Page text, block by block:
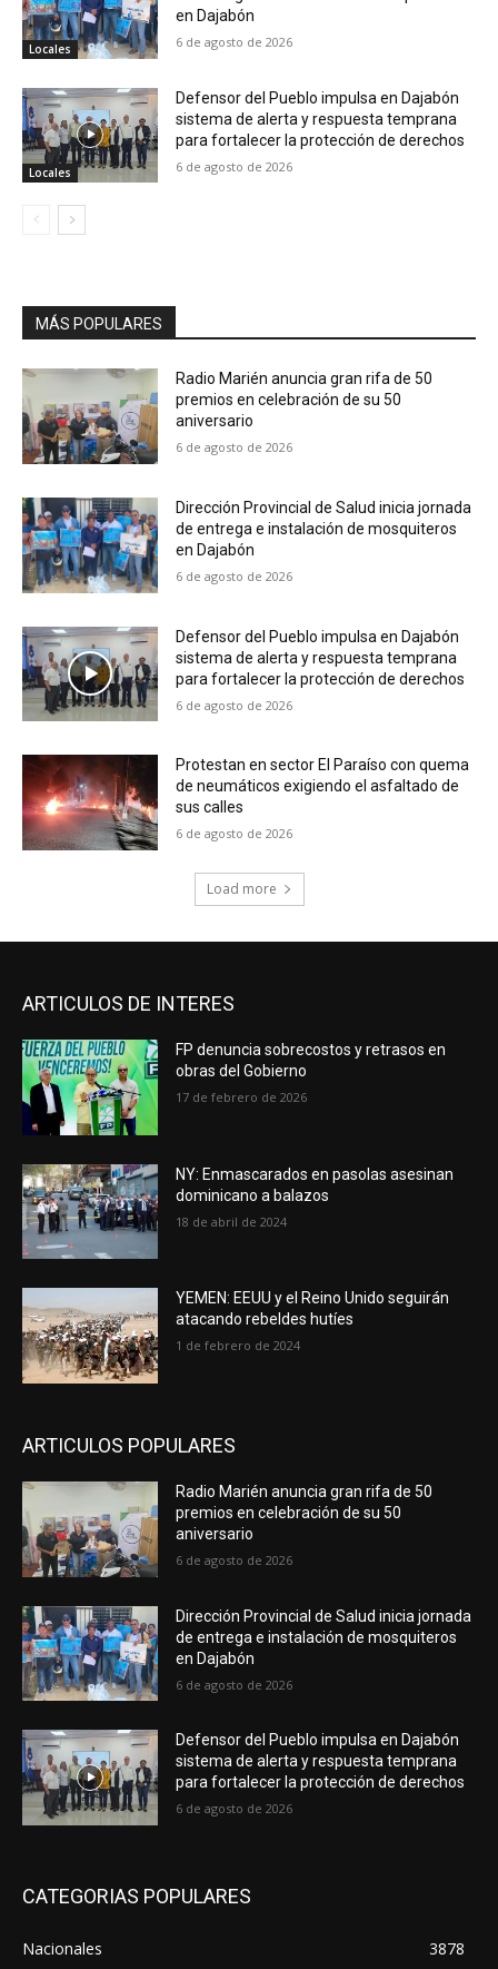
Locales
en Dajabón
6 de agosto de 2026
Locales
Defensor del Pueblo impulsa en Dajabón
sistema de alerta y respuesta temprana
para fortalecer la protección de derechos
6 de agosto de 2026
MÁS POPULARES
Radio Marién anuncia gran rifa de 50
premios en celebración de su 50
aniversario
6 de agosto de 2026
Dirección Provincial de Salud inicia jornada
de entrega e instalación de mosquiteros
en Dajabón
6 de agosto de 2026
Defensor del Pueblo impulsa en Dajabón
sistema de alerta y respuesta temprana
para fortalecer la protección de derechos
6 de agosto de 2026
Protestan en sector El Paraíso con quema
de neumáticos exigiendo el asfaltado de
sus calles
6 de agosto de 2026
Load more
ARTICULOS DE INTERES
FP denuncia sobrecostos y retrasos en
obras del Gobierno
17 de febrero de 2026
NY: Enmascarados en pasolas asesinan
dominicano a balazos
18 de abril de 2024
YEMEN: EEUU y el Reino Unido seguirán
atacando rebeldes hutíes
1 de febrero de 2024
ARTICULOS POPULARES
Radio Marién anuncia gran rifa de 50
premios en celebración de su 50
aniversario
6 de agosto de 2026
Dirección Provincial de Salud inicia jornada
de entrega e instalación de mosquiteros
en Dajabón
6 de agosto de 2026
Defensor del Pueblo impulsa en Dajabón
sistema de alerta y respuesta temprana
para fortalecer la protección de derechos
6 de agosto de 2026
CATEGORIAS POPULARES
Nacionales
3878